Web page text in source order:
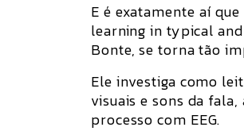
E é exatamente aí
learning in typical
Bonte, se torna tão
Ele investiga como
visuais e sons da
processo com EEG.